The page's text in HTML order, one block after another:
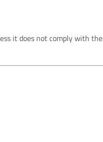
it does not comply with the